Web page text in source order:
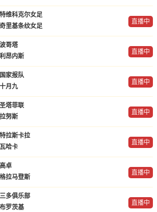
特维科克尔女足
奇里基条纹女足
直播中
波哥塔
利昂内斯
直播中
国家报队
十月九
直播中
圣塔菲联
拉努斯
直播中
特拉斯卡拉
瓦哈卡
直播中
高卓
格拉马登斯
直播中
三多俱乐部
布罗茨基
直播中